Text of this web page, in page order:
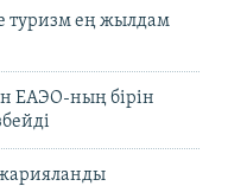
туризм ең жылдам
ЕАЭО-ның бірін
жарияланды